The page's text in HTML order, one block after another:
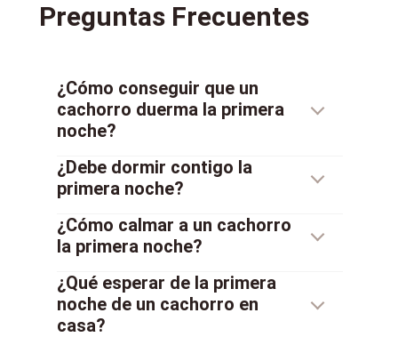
Preguntas Frecuentes
¿Cómo conseguir que un
cachorro duerma la primera
noche?
¿Debe dormir contigo la
primera noche?
¿Cómo calmar a un cachorro
la primera noche?
¿Qué esperar de la primera
noche de un cachorro en
casa?